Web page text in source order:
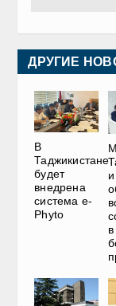
ДРУГИЕ
В
Таджикистане
будет
внедрена
система e-
Phyto